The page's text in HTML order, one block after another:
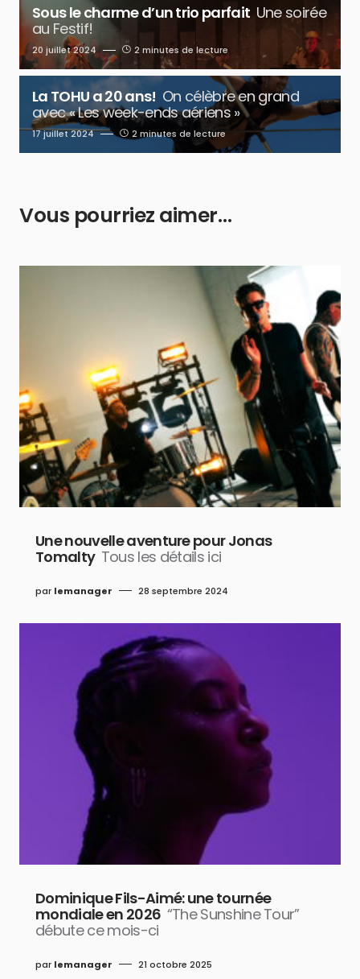
Sous le charme d’un trio parfait Une soirée
au Festif!
20 juillet 2024 2 minutes de lecture
La TOHU a 20 ans! On célèbre en grand
avec « Les week-ends aériens »
17 juillet 2024 2 minutes de lecture
Vous pourriez aimer…
Une nouvelle aventure pour Jonas
Tomalty Tous les détails ici
par lemanager 28 septembre 2024
Dominique Fils-Aimé: une tournée
mondiale en 2026 “The Sunshine Tour”
débute ce mois-ci
par lemanager 21 octobre 2025